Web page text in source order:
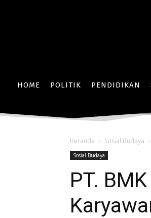
HOME POLITIK PENDIDIKAN
Beranda Sosial Budaya
Sosial Budaya
PT.